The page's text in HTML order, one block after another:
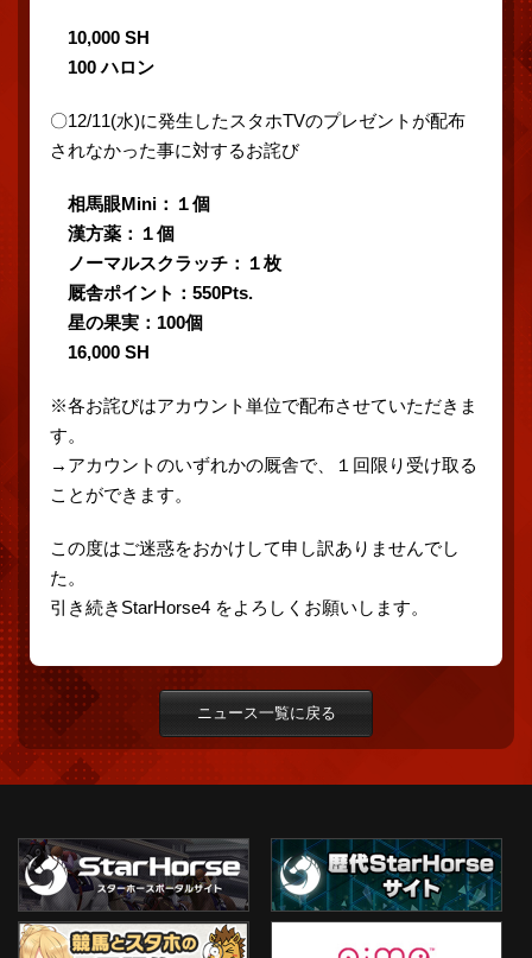
10,000 SH
100 ハロン
〇12/11(水)に発生したスタホTVのプレゼントが配布
されなかった事に対するお詫び
相馬眼Mini：１個
漢方薬：１個
ノーマルスクラッチ：１枚
厩舎ポイント：550Pts.
星の果実：100個
16,000 SH
※各お詫びはアカウント単位で配布させていただきま
す。
→アカウントのいずれかの厩舎で、１回限り受け取る
ことができます。
この度はご迷惑をおかけして申し訳ありませんでし
た。
引き続きStarHorse4 をよろしくお願いします。
ニュース一覧に戻る